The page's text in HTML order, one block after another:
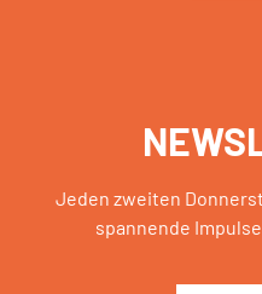
Jeden zweiten
spannende